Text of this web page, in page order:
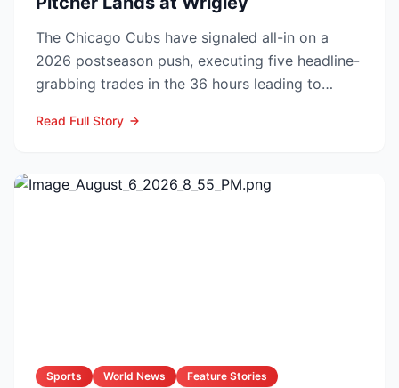
The Chicago Cubs have signaled all-in on a
2026 postseason push, executing five headline-
grabbing trades in the 36 hours leading to
Read Full Story
Sports World News Feature Stories